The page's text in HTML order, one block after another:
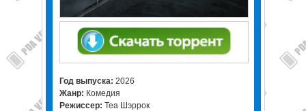
Год выпуска: 2026
Жанр: Комедия
Режиссер: Теа Шэррок